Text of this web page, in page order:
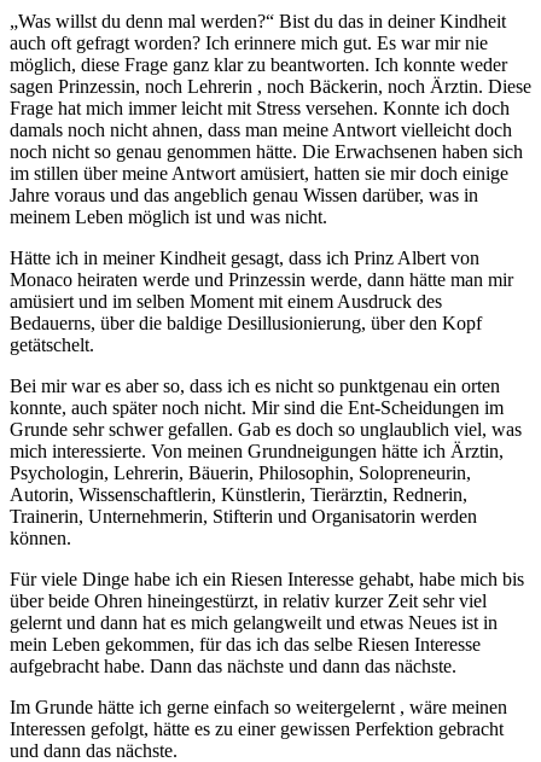
„Was willst du denn mal werden?“ Bist du das in deiner Kindheit
auch oft gefragt worden? Ich erinnere mich gut. Es war mir nie
möglich, diese Frage ganz klar zu beantworten. Ich konnte weder
sagen Prinzessin, noch Lehrerin , noch Bäckerin, noch Ärztin. Diese
Frage hat mich immer leicht mit Stress versehen. Konnte ich doch
damals noch nicht ahnen, dass man meine Antwort vielleicht doch
noch nicht so genau genommen hätte. Die Erwachsenen haben sich
im stillen über meine Antwort amüsiert, hatten sie mir doch einige
Jahre voraus und das angeblich genau Wissen darüber, was in
meinem Leben möglich ist und was nicht.
Hätte ich in meiner Kindheit gesagt, dass ich Prinz Albert von
Monaco heiraten werde und Prinzessin werde, dann hätte man mir
amüsiert und im selben Moment mit einem Ausdruck des
Bedauerns, über die baldige Desillusionierung, über den Kopf
getätschelt.
Bei mir war es aber so, dass ich es nicht so punktgenau ein orten
konnte, auch später noch nicht. Mir sind die Ent-Scheidungen im
Grunde sehr schwer gefallen. Gab es doch so unglaublich viel, was
mich interessierte. Von meinen Grundneigungen hätte ich Ärztin,
Psychologin, Lehrerin, Bäuerin, Philosophin, Solopreneurin,
Autorin, Wissenschaftlerin, Künstlerin, Tierärztin, Rednerin,
Trainerin, Unternehmerin, Stifterin und Organisatorin werden
können.
Für viele Dinge habe ich ein Riesen Interesse gehabt, habe mich bis
über beide Ohren hineingestürzt, in relativ kurzer Zeit sehr viel
gelernt und dann hat es mich gelangweilt und etwas Neues ist in
mein Leben gekommen, für das ich das selbe Riesen Interesse
aufgebracht habe. Dann das nächste und dann das nächste.
Im Grunde hätte ich gerne einfach so weitergelernt , wäre meinen
Interessen gefolgt, hätte es zu einer gewissen Perfektion gebracht
und dann das nächste.